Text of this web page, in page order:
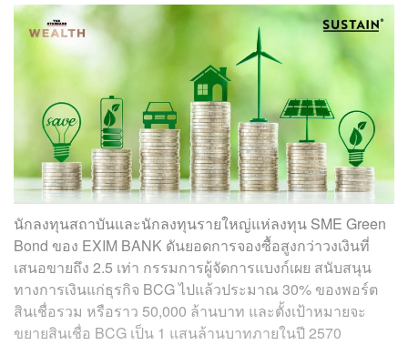
นักลงทุนสถาบันและนักลงทุนรายใหญ่แห่ลงทุน SME Green
Bond ของ EXIM BANK ดันยอดการจองซื้อสูงกว่าวงเงินที่
เสนอขายถึง 2.5 เท่า กรรมการผู้จัดการแบงก์เผย สนับสนุน
ทางการเงินแก่ธุรกิจ BCG ไปแล้วประมาณ 30% ของพอร์ต
สินเชื่อรวม หรือราว 50,000 ล้านบาท และตั้งเป้าหมายจะ
ขยายสินเชื่อ BCG เป็น 1 แสนล้านบาทภายในปี 2570